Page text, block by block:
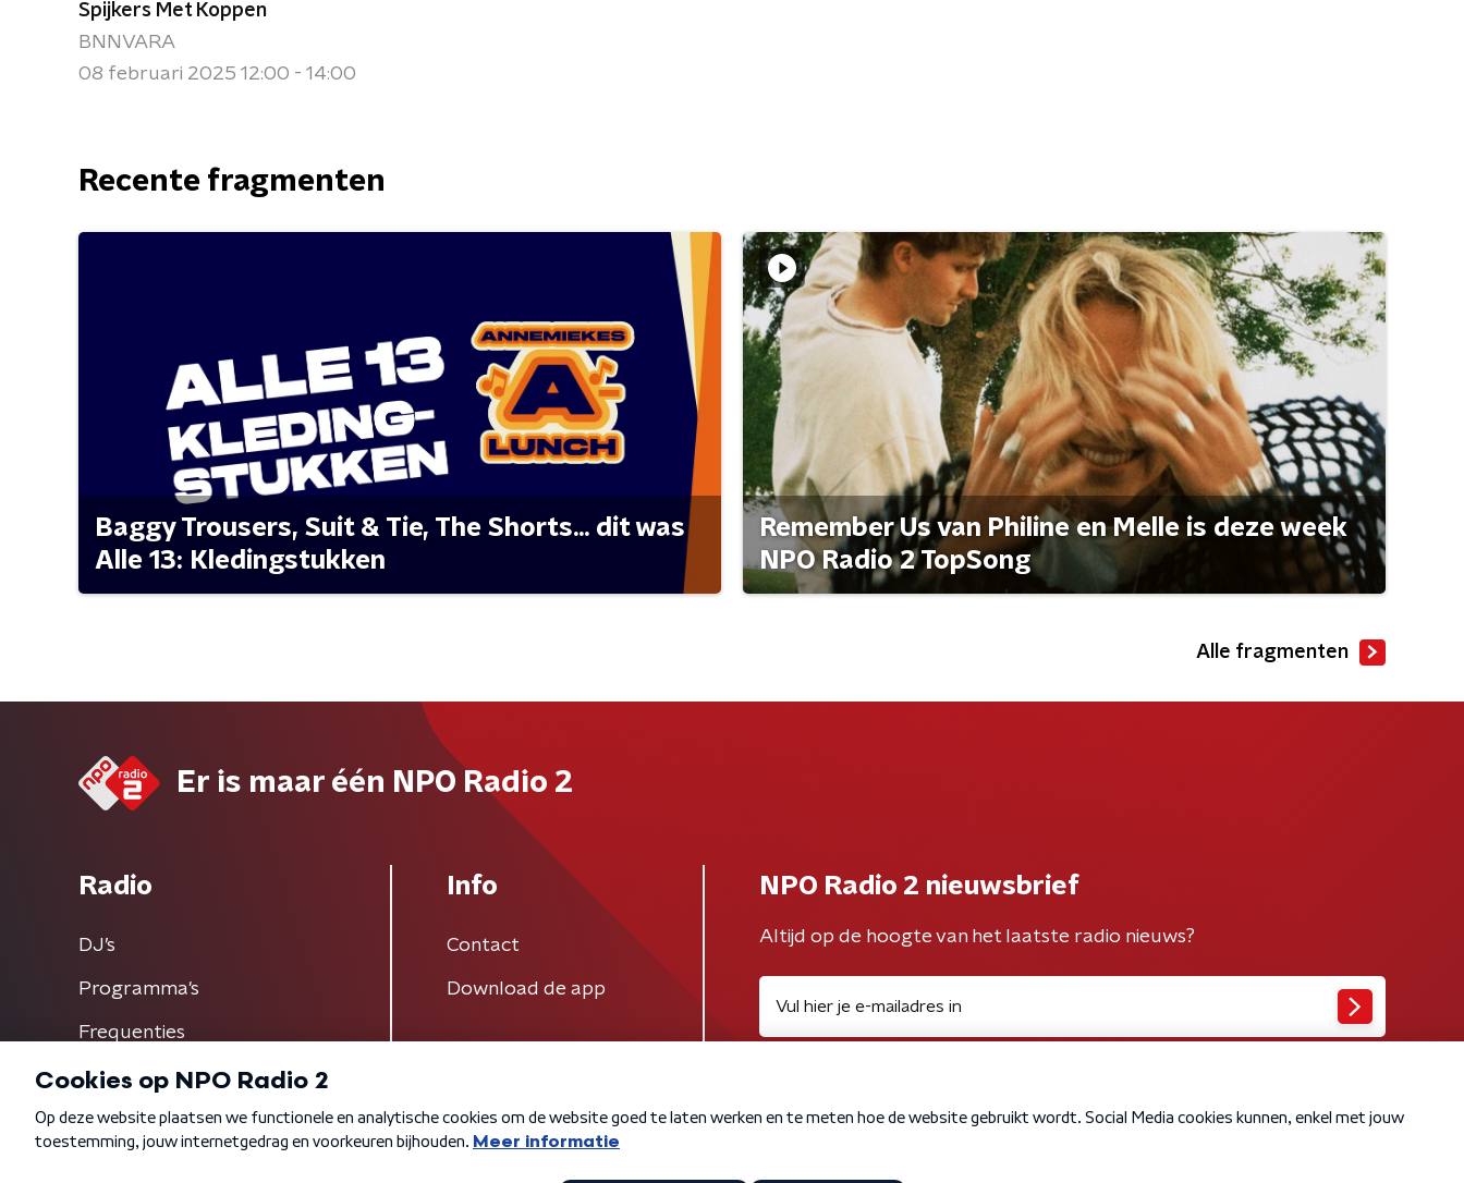
Spijkers Met Koppen
BNNVARA
08 februari 2025 12:00 - 14:00
Recente fragmenten
Baggy Trousers, Suit & Tie, The Shorts... dit was
Alle 13: Kledingstukken
Remember Us van Philine en Melle is deze week
NPO Radio 2 TopSong
Alle fragmenten
Er is maar één NPO Radio 2
Radio
DJ’s
Programma's
Frequenties
Info
Contact
Download de app
NPO Radio 2 nieuwsbrief
Altijd op de hoogte van het laatste radio nieuws?
Algemene voorwaarden Privacybeleid